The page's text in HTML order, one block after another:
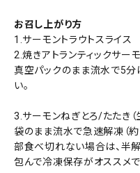
お召し上がり方
1.サーモントラウトスライス
2.焼きアトランティックサー
真空パックのまま流水で5
い。
3.サーモンねぎとろ/たたき（
袋のまま流水で急速解凍（
部食べ切れない場合は、半
包んで冷凍保存がオススメで